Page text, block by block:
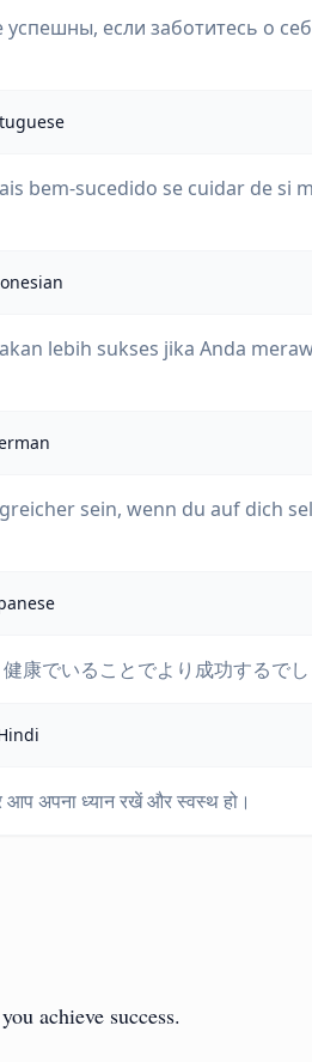
если заботитесь о
bem-sucedido se cuidar de si
lebih sukses jika Anda
sein, wenn du auf dich
康でいることでより成功するでし
अपना ध्यान रखें और स्वस्थ हो।
achieve success.